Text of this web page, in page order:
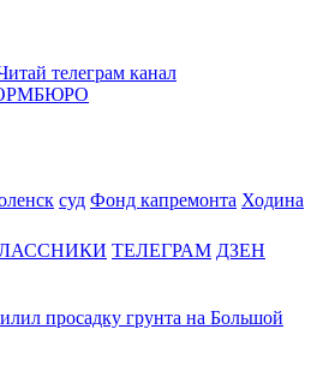
телеграм канал
суд Фонд капремонта Ходина
ТЕЛЕГРАМ ДЗЕН
просадку грунта на Большой